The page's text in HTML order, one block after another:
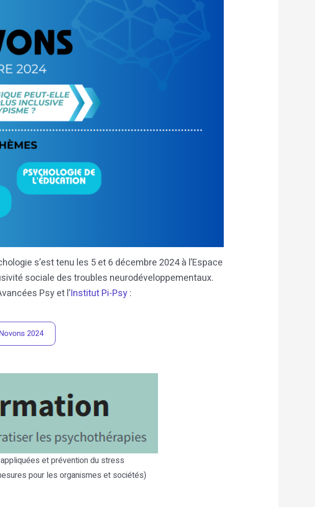
s’est tenu les 5 et 6 décembre 2024 à l’Espace
sociale des troubles neurodéveloppementaux.
Psy et l’Institut Pi-Psy:
2024
et prévention du stress
pour les organismes et sociétés)